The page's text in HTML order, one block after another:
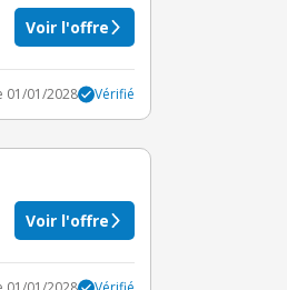
Voir l'offre
01/01/2028 Vérifié
Voir l'offre